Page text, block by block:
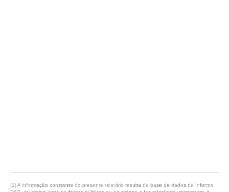
(1) A informação constante do presente relatório resulta da base de dados da Informa